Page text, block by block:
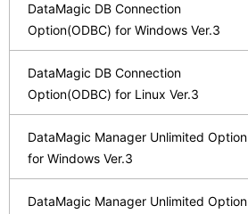
DataMagic DB Connection
Option(ODBC) for Windows Ver.3
DataMagic DB Connection
Option(ODBC) for Linux Ver.3
DataMagic Manager Unlimited Option
for Windows Ver.3
DataMagic Manager Unlimited Option